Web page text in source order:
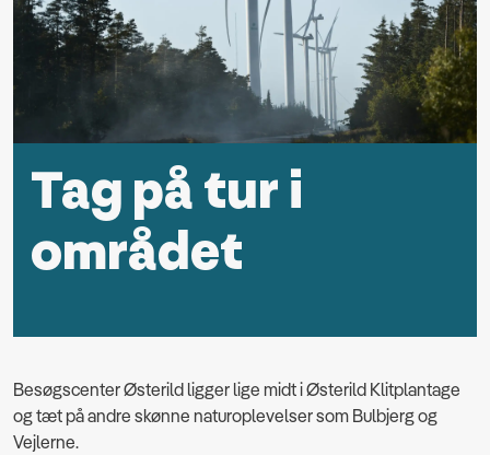
Tag på tur i
området
Besøgscenter Østerild ligger lige midt i Østerild Klitplantage
og tæt på andre skønne naturoplevelser som Bulbjerg og
Vejlerne.